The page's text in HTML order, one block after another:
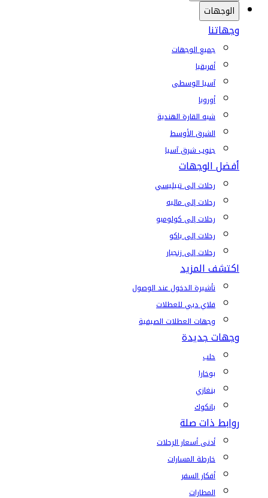
الوجهات
وجهاتنا
جميع الوجهات
أفريقيا
آسيا الوسطى
أوروبا
شبه القارة الهندية
الشرق الأوسط
جنوب شرق آسيا
أفضل الوجهات
رحلات إلى تبيليسي
رحلات إلى ماليه
رحلات إلى كولومبو
رحلات إلى باكو
رحلات إلى زنجبار
اكتشف المزيد
تأشيرة الدخول عند الوصول
فلاي دبي للعطلات
وجهات العطلات الصيفية
وجهات جديدة
حلب
بوخارا
بنغازي
بانكوك
روابط ذات صلة
أدنى أسعار الرحلات
خارطة المسارات
أفكار السفر
المطارات